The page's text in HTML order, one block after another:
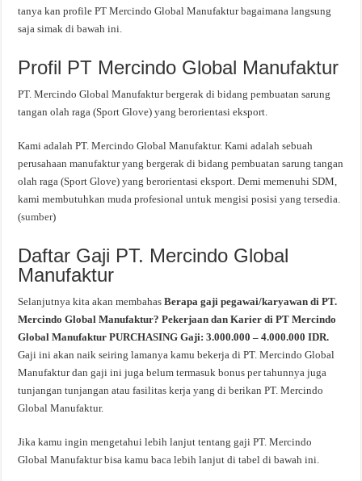
tanya kan profile PT Mercindo Global Manufaktur bagaimana langsung
saja simak di bawah ini.
Profil PT Mercindo Global Manufaktur
PT. Mercindo Global Manufaktur bergerak di bidang pembuatan sarung
tangan olah raga (Sport Glove) yang berorientasi eksport.
Kami adalah PT. Mercindo Global Manufaktur. Kami adalah sebuah
perusahaan manufaktur yang bergerak di bidang pembuatan sarung tangan
olah raga (Sport Glove) yang berorientasi eksport. Demi memenuhi SDM,
kami membutuhkan muda profesional untuk mengisi posisi yang tersedia.
(sumber)
Daftar Gaji PT. Mercindo Global
Manufaktur
Selanjutnya kita akan membahasBerapa gaji pegawai/karyawan di PT.
Mercindo Global Manufaktur? Pekerjaan dan Karier di PT Mercindo
Global Manufaktur PURCHASING Gaji: 3.000.000 – 4.000.000 IDR.
Gaji ini akan naik seiring lamanya kamu bekerja di PT. Mercindo Global
Manufaktur dan gaji ini juga belum termasuk bonus per tahunnya juga
tunjangan tunjangan atau fasilitas kerja yang di berikan PT. Mercindo
Global Manufaktur.
Jika kamu ingin mengetahui lebih lanjut tentang gaji PT. Mercindo
Global Manufaktur bisa kamu baca lebih lanjut di tabel di bawah ini.